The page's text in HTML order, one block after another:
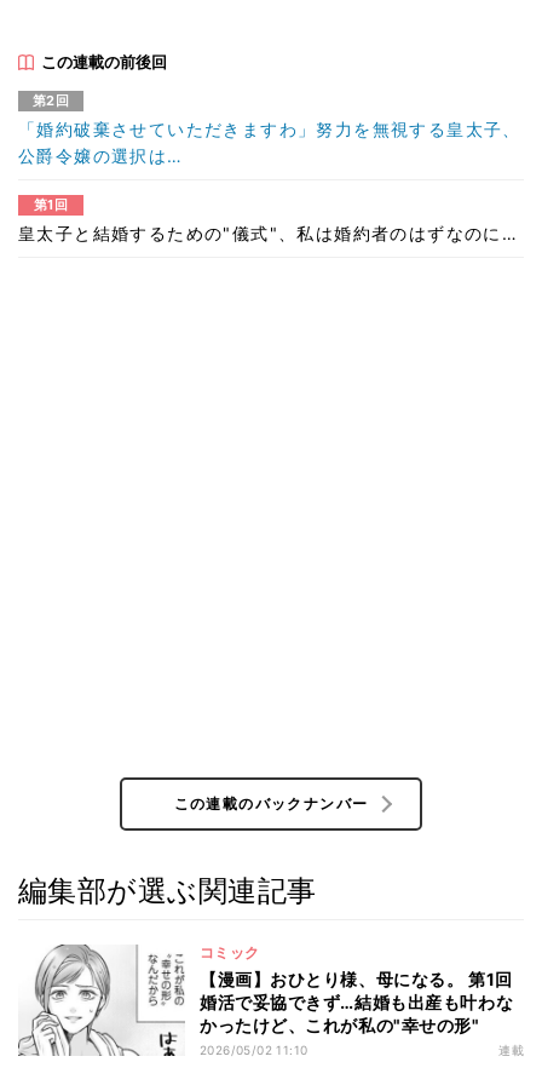
この連載の前後回
第2回
「婚約破棄させていただきますわ」努力を無視する皇太子、
公爵令嬢の選択は…
第1回
皇太子と結婚するための"儀式"、私は婚約者のはずなのに…
この連載のバックナンバー
編集部が選ぶ関連記事
コミック
【漫画】おひとり様、母になる。 第1回
婚活で妥協できず…結婚も出産も叶わな
かったけど、これが私の"幸せの形"
2026/05/02 11:10 連載